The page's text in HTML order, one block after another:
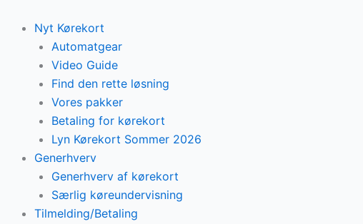
content
Nyt Kørekort
Automatgear
Video Guide
Find den rette løsning
Vores pakker
Betaling for kørekort
Lyn Kørekort Sommer 2026
Generhverv
Generhverv af kørekort
Særlig køreundervisning
Tilmelding/Betaling